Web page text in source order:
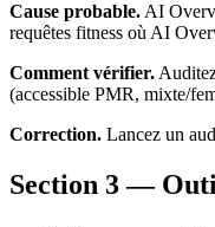
Cause probable. AI
requêtes fitness où AI
Comment vérifier.
(accessible PMR, mixte/
Correction. Lancez un
Section 3 —